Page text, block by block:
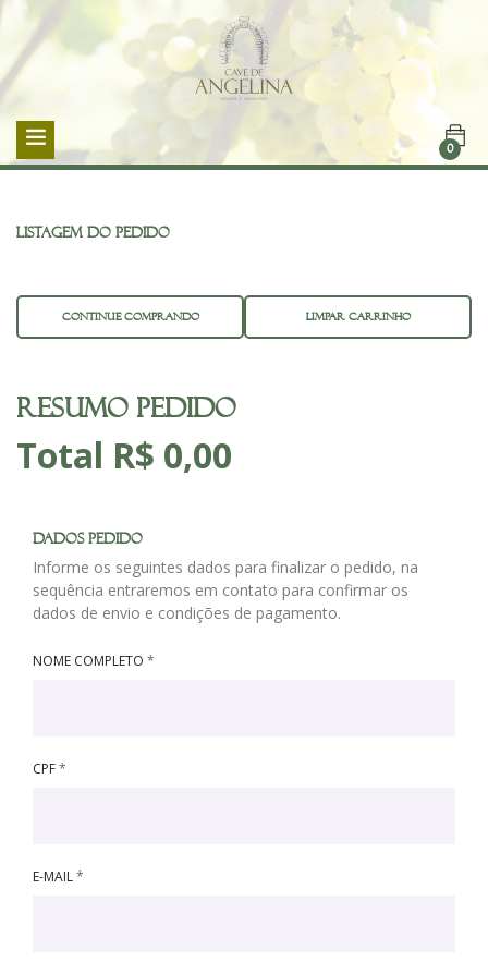
0
Listagem do Pedido
CONTINUE COMPRANDO LIMPAR CARRINHO
Resumo Pedido
Total R$ 0,00
DADOS PEDIDO
Informe os seguintes dados para finalizar o pedido, na
sequência entraremos em contato para confirmar os
dados de envio e condições de pagamento.
NOME COMPLETO *
CPF*
E-MAIL*